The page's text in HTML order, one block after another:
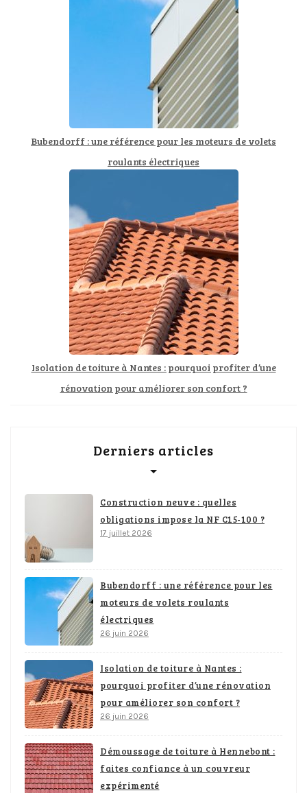
Bubendorff : une référence pour les moteurs de volets
roulants électriques
Isolation de toiture à Nantes : pourquoi profiter d’une
rénovation pour améliorer son confort ?
Derniers articles
Construction neuve : quelles
obligations impose la NF C15-100 ?
17 juillet 2026
Bubendorff : une référence pour les
moteurs de volets roulants
électriques
26 juin 2026
Isolation de toiture à Nantes :
pourquoi profiter d’une rénovation
pour améliorer son confort ?
26 juin 2026
Démoussage de toiture à Hennebont :
faites confiance à un couvreur
expérimenté